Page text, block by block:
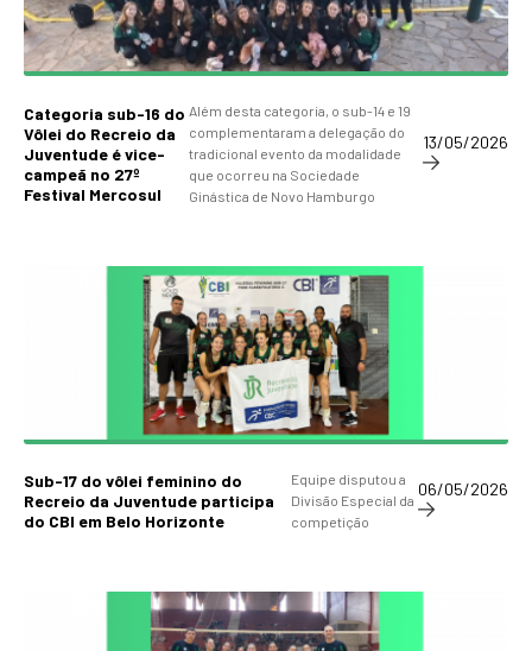
Categoria sub-16 do
Vôlei do Recreio da
Juventude é vice-
campeã no 27º
Festival Mercosul
Além desta categoria, o sub-14 e 19
complementaram a delegação do
tradicional evento da modalidade
que ocorreu na Sociedade
Ginástica de Novo Hamburgo
13/05/2026
Sub-17 do vôlei feminino do
Recreio da Juventude participa
do CBI em Belo Horizonte
Equipe disputou a
Divisão Especial da
competição
06/05/2026